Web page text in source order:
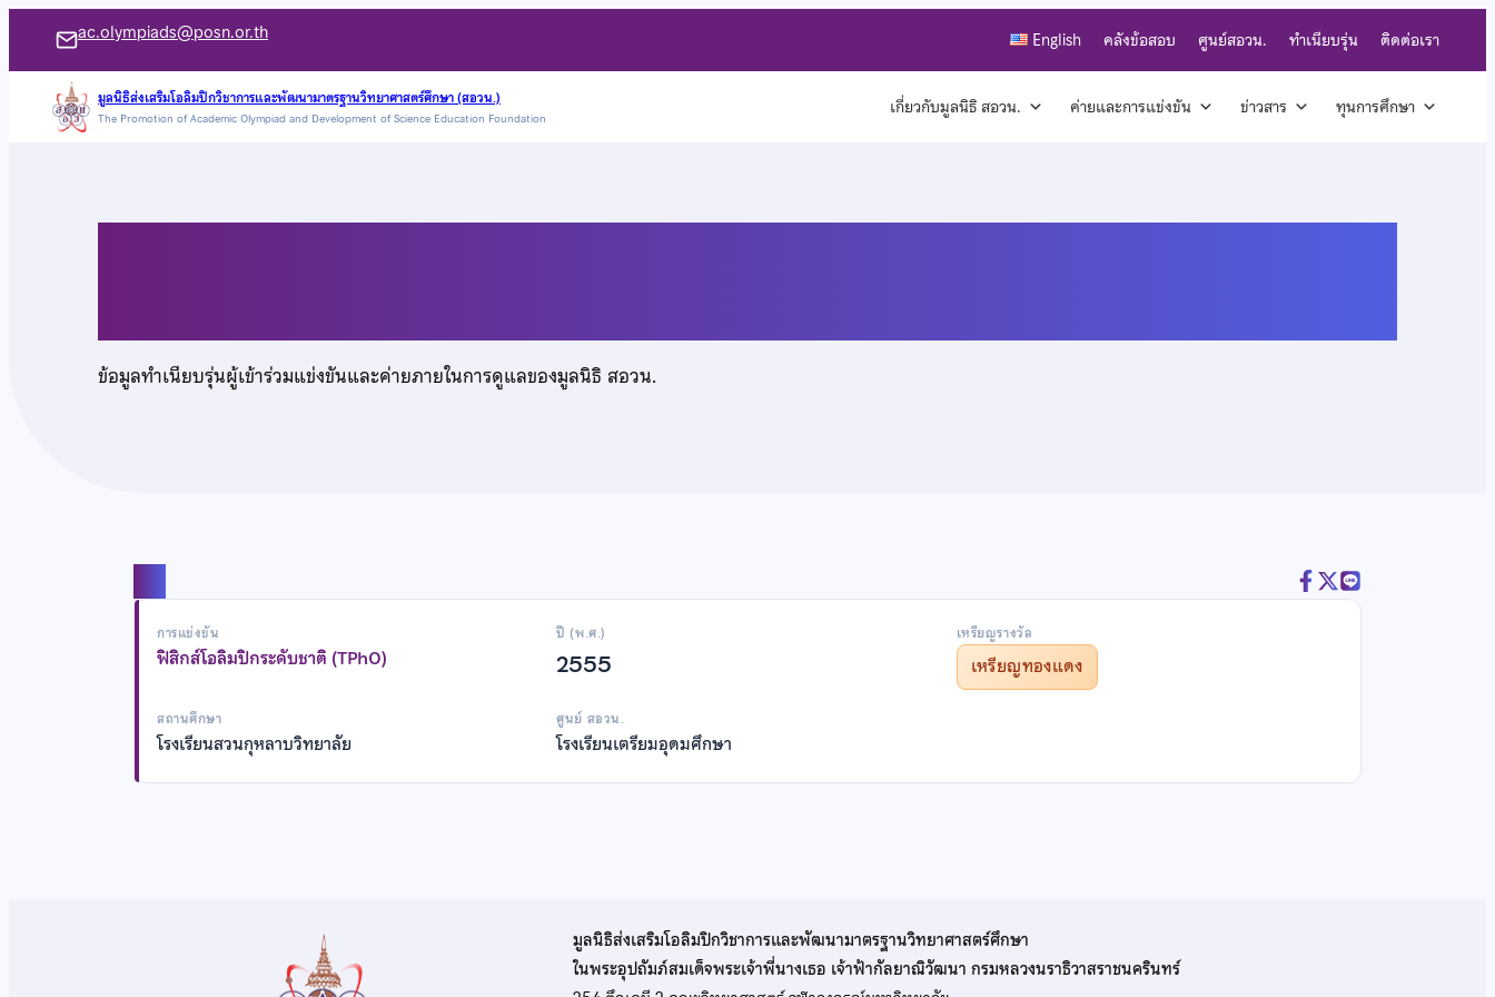
เนื้อหา
ac.olympiads@posn.or.th English คลังข้อสอบ ศูนย์สอวน. ทำเนียบรุ่น ติดต่อเรา
มูลนิธิส่งเสริมโอลิมปิกวิชาการและพัฒนามาตรฐานวิทยาศาสตร์ศึกษา (สอวน.)
The Promotion of Academic Olympiad and Development of Science Education Foundation เกี่ยวกับมูลนิธิ สอวน. ค่ายและการแข่งขัน ข่าวสาร ทุนการศึกษา
ข้อมูลทำเนียบรุ่นผู้เข้าร่วมแข่งขันและค่ายภายในการดูแลของมูลนิธิ สอวน.
การแข่งขัน
ฟิสิกส์โอลิมปิกระดับชาติ (TPhO)
ปี (พ.ศ.)
2555
เหรียญรางวัล
เหรียญทองแดง
สถานศึกษา
โรงเรียนสวนกุหลาบวิทยาลัย
ศูนย์ สอวน.
โรงเรียนเตรียมอุดมศึกษา
มูลนิธิส่งเสริมโอลิมปิกวิชาการและพัฒนามาตรฐานวิทยาศาสตร์ศึกษา
ในพระอุปถัมภ์สมเด็จพระเจ้าพี่นางเธอ เจ้าฟ้ากัลยาณิวัฒนา กรมหลวงนราธิวาสราชนครินทร์